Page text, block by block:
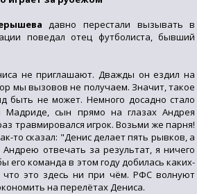
давно перестали вызывать в
поведал отец футболиста, бывший
не приглашают. Дважды он ездил на
мы вызовов не получаем. Значит, такое
быть не может. Немного досадно стало
Мадриде, сын прямо на глазах Андрея
травмировался игрок. Возьми же парня!
то сказал: "Денис делает пять рывков, а
отвечать за результат, я ничего
его команда в этом году добилась каких-
что это здесь ни при чём. РФС волнуют
на перелётах Дениса.